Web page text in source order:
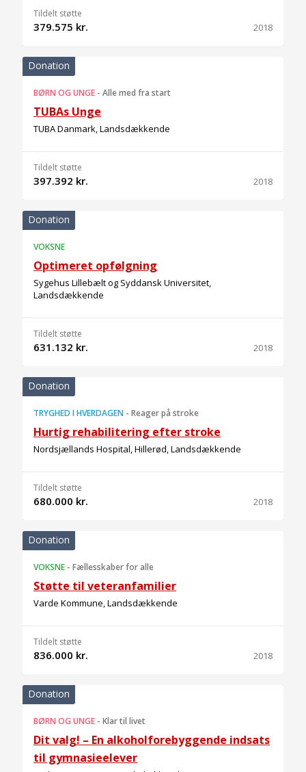
Tildelt støtte
379.575 kr. 2018
Donation
BØRN OG UNGE - Alle med fra start
TUBAs Unge
TUBA Danmark, Landsdækkende
Tildelt støtte
397.392 kr. 2018
Donation
VOKSNE
Optimeret opfølgning
Sygehus Lillebælt og Syddansk Universitet,
Landsdækkende
Tildelt støtte
631.132 kr. 2018
Donation
TRYGHED I HVERDAGEN - Reager på stroke
Hurtig rehabilitering efter stroke
Nordsjællands Hospital, Hillerød, Landsdækkende
Tildelt støtte
680.000 kr. 2018
Donation
VOKSNE - Fællesskaber for alle
Støtte til veteranfamilier
Varde Kommune, Landsdækkende
Tildelt støtte
836.000 kr. 2018
Donation
BØRN OG UNGE - Klar til livet
Dit valg! – En alkoholforebyggende indsats
til gymnasieelever